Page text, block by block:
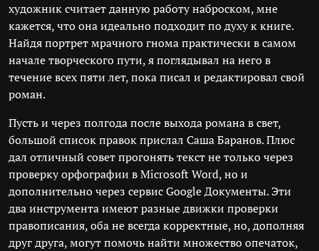
художник считает данную работу наброском, мне
кажется, что она идеально подходит по духу к книге.
Найдя портрет мрачного гнома практически в самом
начале творческого пути, я поглядывал на него в
течение всех пяти лет, пока писал и редактировал свой
роман.
Пусть и через полгода после выхода романа в свет,
большой список правок прислал Саша Баранов. Плюс
дал отличный совет прогонять текст не только через
проверку орфографии в Microsoft Word, но и
дополнительно через сервис Google Документы. Эти
два инструмента имеют разные движки проверки
правописания, оба не всегда корректные, но, дополняя
друг друга, могут помочь найти множество опечаток,